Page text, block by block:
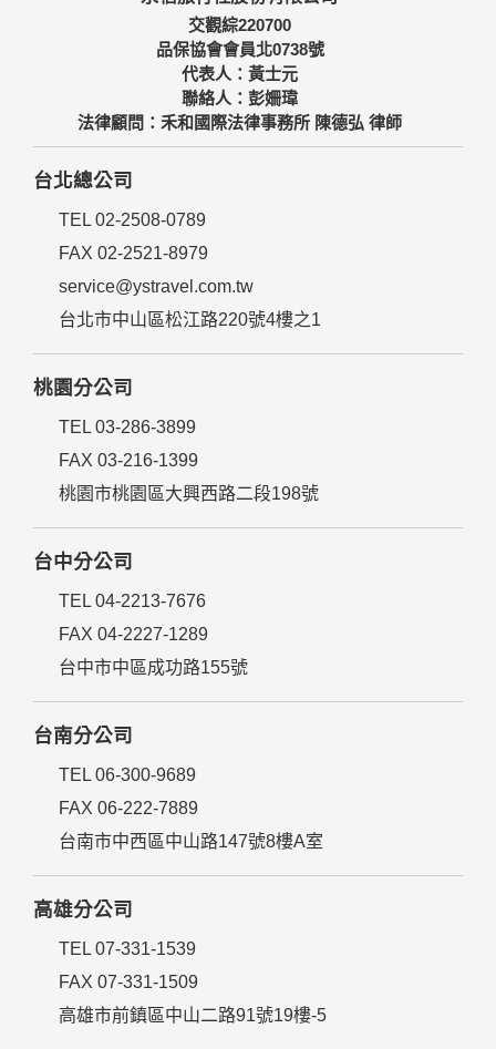
交觀綜220700
品保協會會員北0738號
代表人：黃士元
聯絡人：彭姍瑋
法律顧問：禾和國際法律事務所 陳德弘 律師
台北總公司
TEL 02-2508-0789
FAX 02-2521-8979
service@ystravel.com.tw
台北市中山區松江路220號4樓之1
桃園分公司
TEL 03-286-3899
FAX 03-216-1399
桃園市桃園區大興西路二段198號
台中分公司
TEL 04-2213-7676
FAX 04-2227-1289
台中市中區成功路155號
台南分公司
TEL 06-300-9689
FAX 06-222-7889
台南市中西區中山路147號8樓A室
高雄分公司
TEL 07-331-1539
FAX 07-331-1509
高雄市前鎮區中山二路91號19樓-5